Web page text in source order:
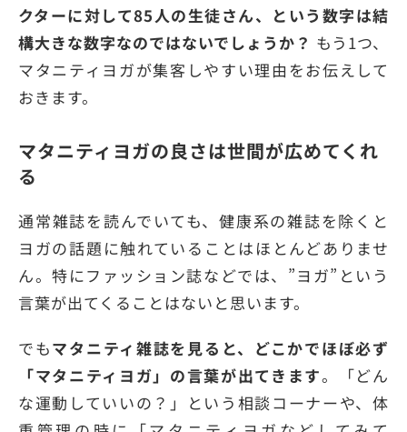
クターに対して85人の生徒さん、という数字は結
構大きな数字なのではないでしょうか？ もう1つ、
マタニティヨガが集客しやすい理由をお伝えして
おきます。
マタニティヨガの良さは世間が広めてくれ
る
通常雑誌を読んでいても、健康系の雑誌を除くと
ヨガの話題に触れていることはほとんどありませ
ん。特にファッション誌などでは、”ヨガ”という
言葉が出てくることはないと思います。
でもマタニティ雑誌を見ると、どこかでほぼ必ず
「マタニティヨガ」の言葉が出てきます。「どん
な運動していいの？」という相談コーナーや、体